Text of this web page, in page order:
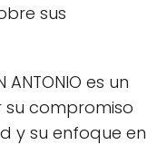
sus
ANTONIO es un
compromiso
y su enfoque en